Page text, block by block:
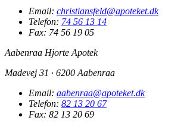
Email: christiansfeld@apoteket.dk
Telefon: 74 56 13 14
Fax: 74 56 19 05
Aabenraa Hjorte Apotek
Madevej 31 · 6200 Aabenraa
Email: aabenraa@apoteket.dk
Telefon: 82 13 20 67
Fax: 82 13 20 69